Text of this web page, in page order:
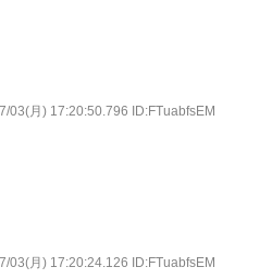
03(月) 17:20:50.796 ID:FTuabfsEM
03(月) 17:20:24.126 ID:FTuabfsEM